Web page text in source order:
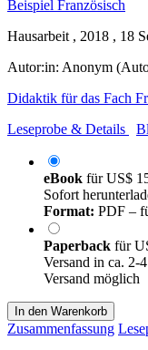
Hausarbeit , 2018 , 18
Autor:in: Anonym
Didaktik für das Fach
Leseprobe & Details
eBook fürUS$
Sofort
Format: PDF –
Paperback für
Versand in ca. 2-
Versand möglich
In den Warenkorb
Zusammenfassung